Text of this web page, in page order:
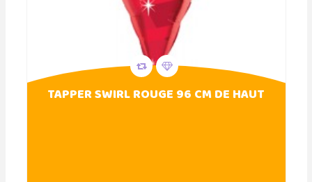
TAPPER SWIRL ROUGE 96 CM DE HAUT